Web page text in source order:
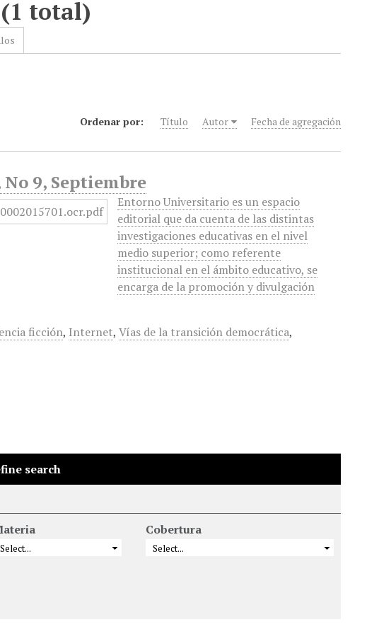
total)
Ordenar por: Título Autor Fecha de agregación
9, Septiembre
Entorno Universitario es un espacio
editorial que da cuenta de las distintas
investigaciones educativas en el nivel
medio superior; como referente
institucional en el ámbito educativo, se
encarga de la promoción y divulgación
ficción, Internet,Vías de la transición democrática,
search
Cobertura